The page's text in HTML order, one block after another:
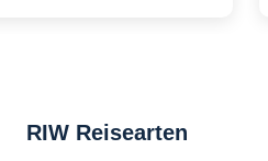
RIW Reisearten